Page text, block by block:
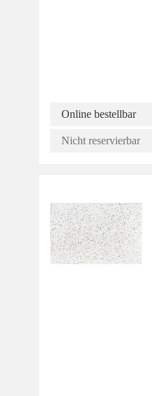
Online bestellbar
Nicht reservierbar